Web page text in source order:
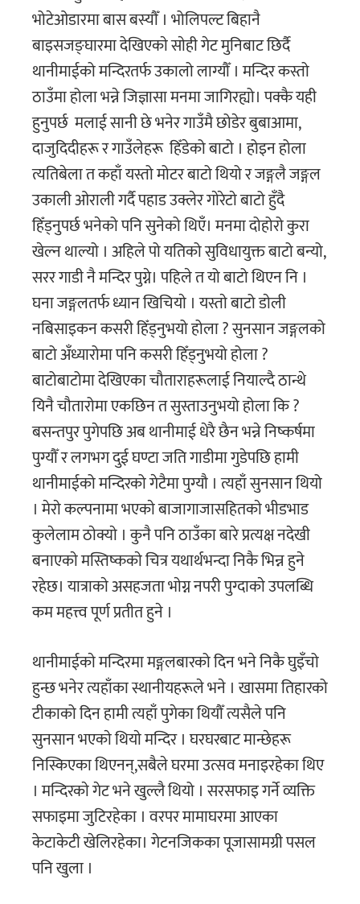
भोटेओडारमा बास बस्याैँ । भोलिपल्ट बिहानै
बाइसजङ्घारमा देखिएकाे साेही गेट मुनिबाट छिर्दै
थानीमाईको मन्दिरतर्फ उकालो लाग्यौँ । मन्दिर कस्तो
ठाउँमा होला भन्ने जिज्ञासा मनमा जागिरह्यो। पक्कै यही
हुनुपर्छ मलाई सानी छे भनेर गाउँमै छोडेर बुबाआमा,
दाजुदिदीहरू र गाउँलेहरू हिँडेको बाटो । होइन होला
त्यतिबेला त कहाँ यस्तो मोटर बाटो थियो र जङ्गलै जङ्गल
उकाली ओराली गर्दै पहाड उक्लेर गाेरेटाे बाटो हुँदै
हिँड्नुपर्छ भनेको पनि सुनेको थिएँ। मनमा दोहोरो कुरा
खेल्न थाल्यो । अहिले पो यतिको सुविधायुक्त बाटो बन्यो,
सरर गाडी नै मन्दिर पुग्ने। पहिले त यो बाटो थिएन नि ।
घना जङ्गलतर्फ ध्यान खिचियाे । यस्ताे बाटो डाेली
नबिसाइकन कसरी हिँड्नुभयो होला ? सुनसान जङ्गलको
बाटो अँध्यारोमा पनि कसरी हिँड्नुभयो होला ?
बाटोबाटोमा देखिएका चौताराहरूलाई नियाल्दै ठान्थे
यिनै चौतारोमा एकछिन त सुस्ताउनुभयो होला कि ?
बसन्तपुर पुगेपछि अब थानीमाई धेरै छैन भन्ने निष्कर्षमा
पुग्यौँ र लगभग दुई घण्टा जति गाडीमा गुडेपछि हामी
थानीमाईको मन्दिरको गेटैमा पुग्यौ । त्यहाँ सुनसान थियो
। मेराे कल्पनामा भएकाे बाजागाजासहितकाे भीडभाड
कुलेलाम ठाेक्याे । कुनै पनि ठाउँका बारे प्रत्यक्ष नदेखी
बनाएकाे मस्तिष्ककाे चित्र यथार्थभन्दा निकै भिन्न हुने
रहेछ। यात्राकाे असहजता भाेग्न नपरी पुग्दाकाे उपलब्धि
कम महत्त्व पूर्ण प्रतीत हुने ।
थानीमाईकाे मन्दिरमा मङ्गलबारको दिन भने निकै घुइँचो
हुन्छ भनेर त्यहाँका स्थानीयहरूले भने । खासमा तिहारको
टीकाको दिन हामी त्यहाँ पुगेका थियौँ त्यसैले पनि
सुनसान भएकाे थियाे मन्दिर । घरघरबाट मान्छेहरू
निस्किएका थिएनन्,सबैले घरमा उत्सव मनाइरहेका थिए
। मन्दिरकाे गेट भने खुल्लै थियो । सरसफाइ गर्ने व्यक्ति
सफाइमा जुटिरहेका । वरपर मामाघरमा आएका
केटाकेटी खेलिरहेका। गेटनजिकका पूजासामग्री पसल
पनि खुला ।